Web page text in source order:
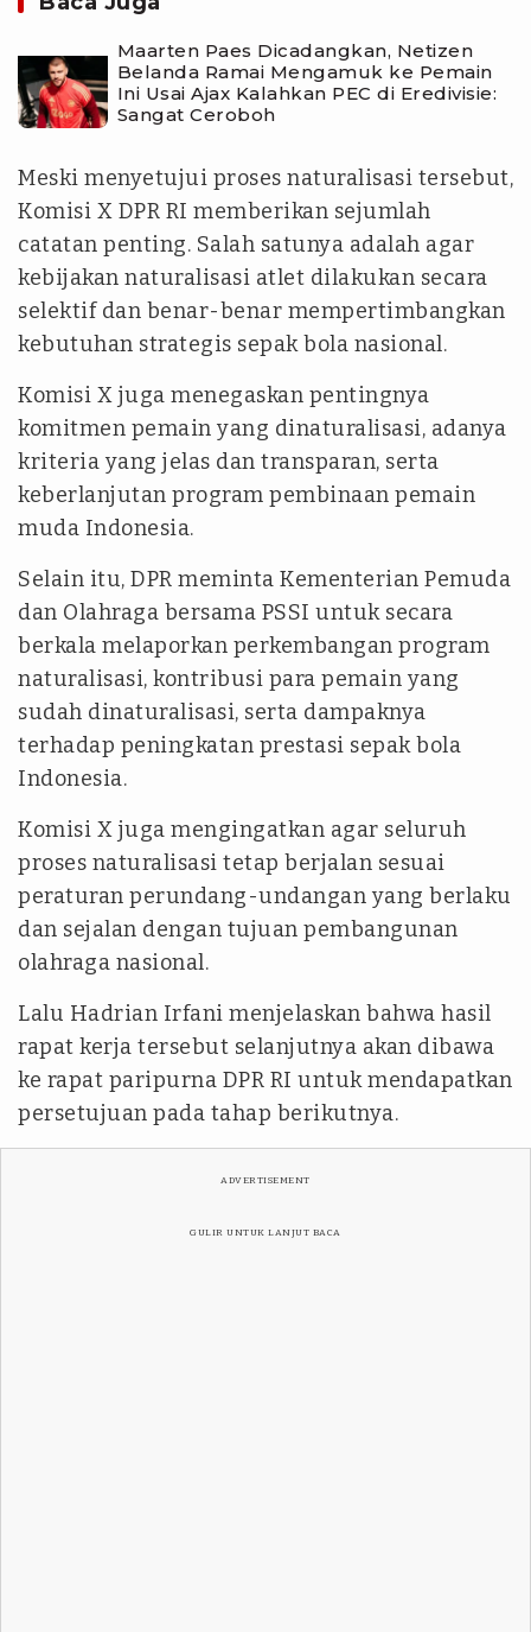
Maarten Paes Dicadangkan, Netizen
Belanda Ramai Mengamuk ke Pemain
Ini Usai Ajax Kalahkan PEC di Eredivisie:
Sangat Ceroboh
Meski menyetujui proses naturalisasi tersebut,
Komisi X DPR RI memberikan sejumlah
catatan penting. Salah satunya adalah agar
kebijakan naturalisasi atlet dilakukan secara
selektif dan benar-benar mempertimbangkan
kebutuhan strategis sepak bola nasional.
Komisi X juga menegaskan pentingnya
komitmen pemain yang dinaturalisasi, adanya
kriteria yang jelas dan transparan, serta
keberlanjutan program pembinaan pemain
muda Indonesia.
Selain itu, DPR meminta Kementerian Pemuda
dan Olahraga bersama PSSI untuk secara
berkala melaporkan perkembangan program
naturalisasi, kontribusi para pemain yang
sudah dinaturalisasi, serta dampaknya
terhadap peningkatan prestasi sepak bola
Indonesia.
Komisi X juga mengingatkan agar seluruh
proses naturalisasi tetap berjalan sesuai
peraturan perundang-undangan yang berlaku
dan sejalan dengan tujuan pembangunan
olahraga nasional.
Lalu Hadrian Irfani menjelaskan bahwa hasil
rapat kerja tersebut selanjutnya akan dibawa
ke rapat paripurna DPR RI untuk mendapatkan
persetujuan pada tahap berikutnya.
ADVERTISEMENT
GULIR UNTUK LANJUT BACA